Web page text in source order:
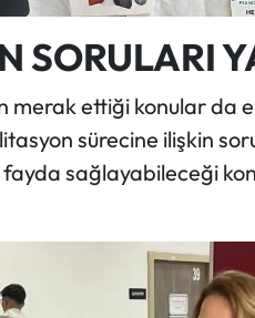
SORULARI
merak ettiği konular da
sürecine ilişkin
sağlayabileceği